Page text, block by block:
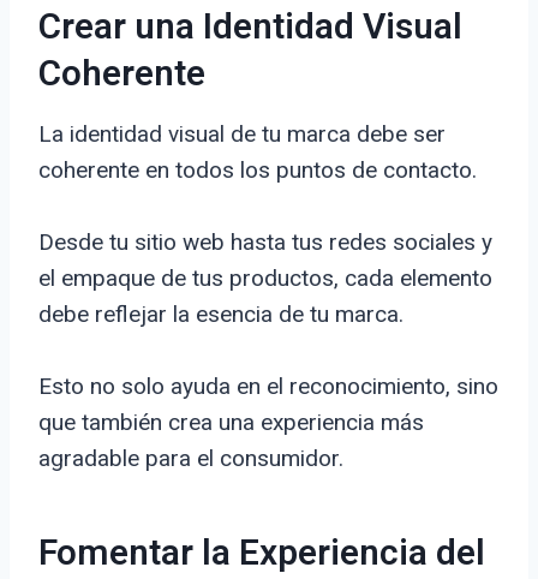
Crear una Identidad Visual
Coherente
La identidad visual de tu marca debe ser
coherente en todos los puntos de contacto.
Desde tu sitio web hasta tus redes sociales y
el empaque de tus productos, cada elemento
debe reflejar la esencia de tu marca.
Esto no solo ayuda en el reconocimiento, sino
que también crea una experiencia más
agradable para el consumidor.
Fomentar la Experiencia del